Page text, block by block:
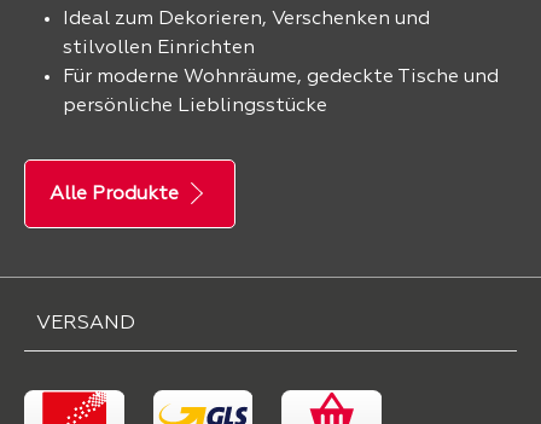
Ideal zum Dekorieren, Verschenken und
stilvollen Einrichten
Für moderne Wohnräume, gedeckte Tische und
persönliche Lieblingsstücke
Alle Produkte
VERSAND